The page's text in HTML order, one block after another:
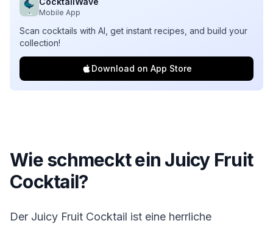
Mobile App
Scan cocktails with AI, get instant recipes, and build your
collection!
Download on App Store
Wie schmeckt ein Juicy Fruit
Cocktail?
Der Juicy Fruit Cocktail ist eine herrliche